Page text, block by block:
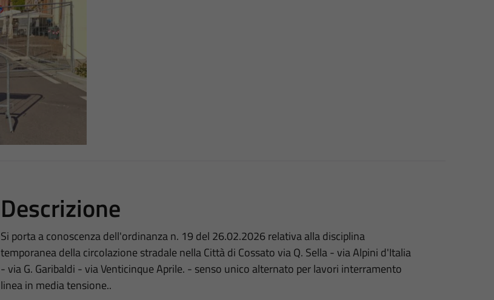
Descrizione
Si porta a conoscenza dell'ordinanza n. 19 del 26.02.2026 relativa alla disciplina
temporanea della circolazione stradale nella Città di Cossato via Q. Sella - via Alpini d'Italia
- via G. Garibaldi - via Venticinque Aprile. - senso unico alternato per lavori interramento
linea in media tensione..